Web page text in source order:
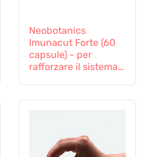
Neobotanics
Imunacut Forte (60
capsule) - per
rafforzare il sistema